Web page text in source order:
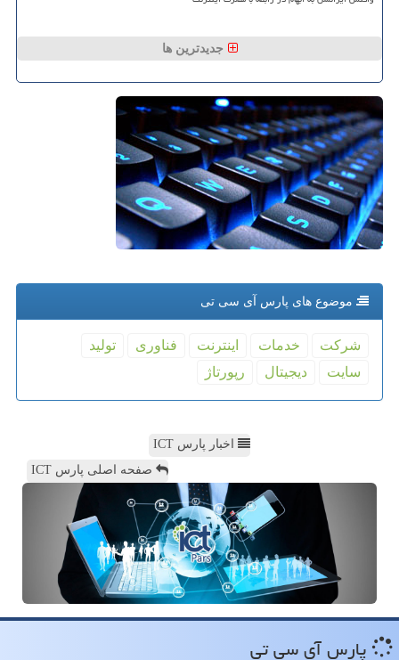
جدیدترین ها
موضوع های پارس آی سی تی
شركت خدمات اینترنت فناوری
تولید
سایت
دیجیتال رپورتاژ
اخبار پارس ICT
صفحه اصلی پارس ICT
پارس آی سی تی